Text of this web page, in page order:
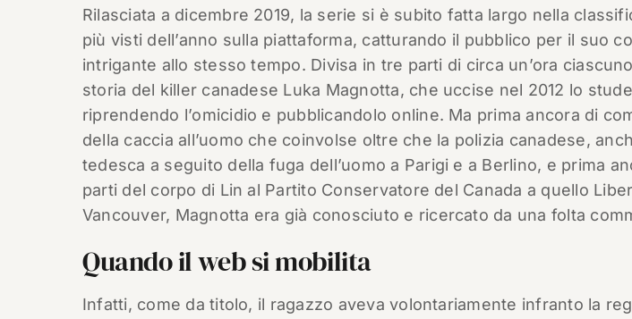
Rilasciata a dicembre 2019, la serie si è subito fatta largo nella
più visti dell’anno sulla piattaforma, catturando il pubblico per il suo
intrigante allo stesso tempo. Divisa in tre parti di circa un’ora
storia del killer canadese Luka Magnotta, che uccise nel 2012 lo
riprendendo l’omicidio e pubblicandolo online. Ma prima ancora di
della caccia all’uomo che coinvolse oltre che la polizia canadese,
tedesca a seguito della fuga dell’uomo a Parigi e a Berlino, e prima
parti del corpo di Lin al Partito Conservatore del Canada a quello
Vancouver, Magnotta era già conosciuto e ricercato da una folta
Quando il web si mobilita
Infatti, come da titolo, il ragazzo aveva volontariamente infranto la